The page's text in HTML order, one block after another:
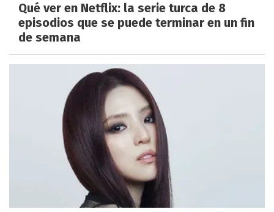
Qué ver en Netflix: la serie turca de 8
episodios que se puede terminar en un fin
de semana